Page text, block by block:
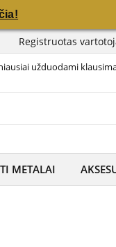
Registruotas
užduodami
METALAI
Marija“